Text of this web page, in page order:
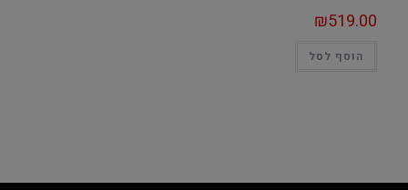
₪519.00
הוסף לסל